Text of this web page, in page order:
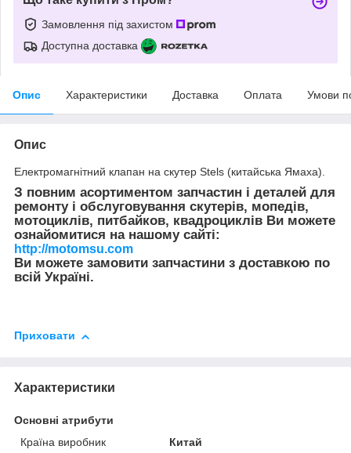
Замовлення під захистом
Доступна доставка
Опис Характеристики Доставка Оплата Умови
Опис
Електромагнітний клапан на скутер Stels (китайська Ямаха).
З повним асортиментом запчастин і деталей для
ремонту і обслуговування скутерів, мопедів,
мотоциклів, питбайков, квадроциклів Ви можете
ознайомитися на нашому сайті:
http://motomsu.com
Ви можете замовити запчастини з доставкою по
всій Україні.
Приховати
Характеристики
Основні атрибути
Країна виробник
Китай